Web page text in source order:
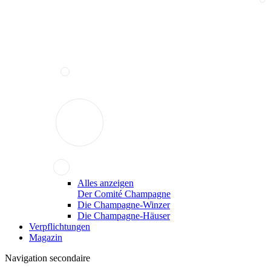
Alles anzeigen
Der Comité Champagne
Die Champagne-Winzer
Die Champagne-Häuser
Verpflichtungen
Magazin
Navigation secondaire